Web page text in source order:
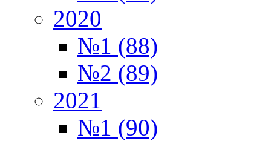
2020
№1 (88)
№2 (89)
2021
№1 (90)